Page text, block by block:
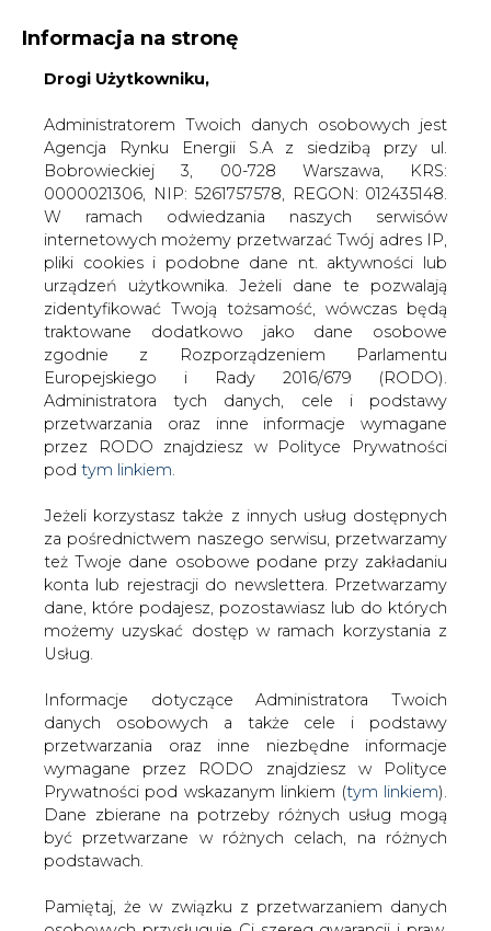
KONTAKT:
WYDAWCA PORTALU:
WYSOKI KONTRAST A A
ZALOGUJ SIĘ
WŁĄCZ CIRE.TV
Informacja na stronę
Drogi Użytkowniku,
Administratorem Twoich danych osobowych jest
Agencja Rynku Energii S.A z siedzibą przy ul.
Bobrowieckiej 3, 00-728 Warszawa, KRS:
0000021306, NIP: 5261757578, REGON: 012435148.
W ramach odwiedzania naszych serwisów
internetowych możemy przetwarzać Twój adres IP,
pliki cookies i podobne dane nt. aktywności lub
urządzeń użytkownika. Jeżeli dane te pozwalają
zidentyfikować Twoją tożsamość, wówczas będą
traktowane dodatkowo jako dane osobowe
zgodnie z Rozporządzeniem Parlamentu
Europejskiego i Rady 2016/679 (RODO).
Administratora tych danych, cele i podstawy
przetwarzania oraz inne informacje wymagane
przez RODO znajdziesz w Polityce Prywatności
pod tym linkiem.
Jeżeli korzystasz także z innych usług dostępnych
za pośrednictwem naszego serwisu, przetwarzamy
też Twoje dane osobowe podane przy zakładaniu
konta lub rejestracji do newslettera. Przetwarzamy
dane, które podajesz, pozostawiasz lub do których
możemy uzyskać dostęp w ramach korzystania z
Usług.
Informacje dotyczące Administratora Twoich
danych osobowych a także cele i podstawy
przetwarzania oraz inne niezbędne informacje
wymagane przez RODO znajdziesz w Polityce
Prywatności pod wskazanym linkiem (tym linkiem).
Dane zbierane na potrzeby różnych usług mogą
być przetwarzane w różnych celach, na różnych
podstawach.
Pamiętaj, że w związku z przetwarzaniem danych
Strona główna
SERWIS INFORMACYJNY CIRE
/ PKE: podziękowania od kombatantów
2007-05-18 00:00
skomentuj
udostępnij:
PKE: podziękowania od
kombatantów